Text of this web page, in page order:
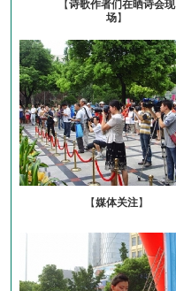
【诗歌作者们在晒诗会现
场】
【媒体关注】